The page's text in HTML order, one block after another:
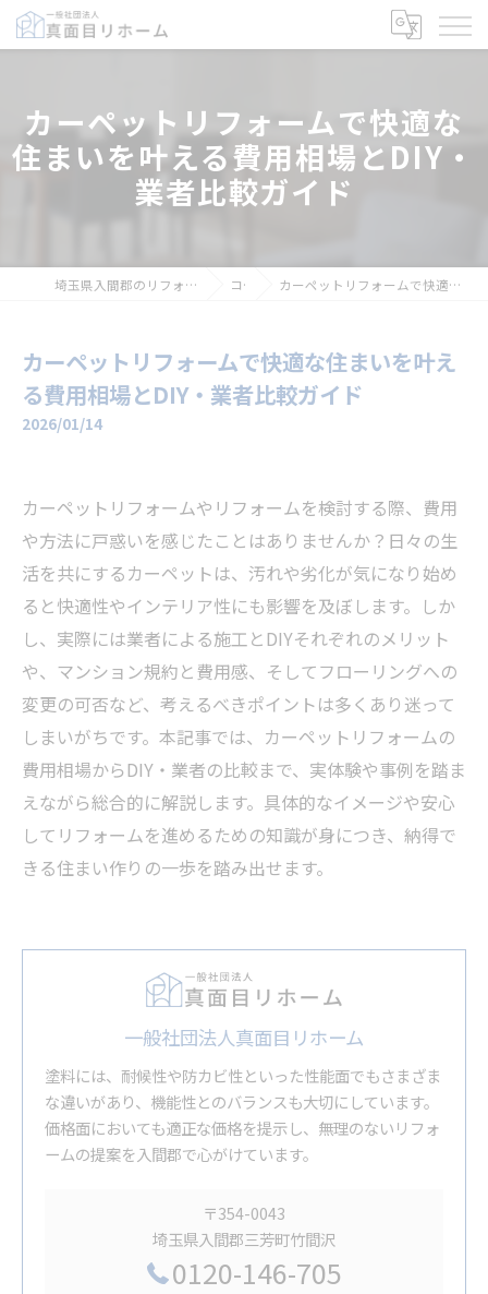
カーペットリフォームで快適な
住まいを叶える費用相場とDIY・
業者比較ガイド
埼玉県入間郡のリフォームなら一般社団法人真面目リホーム コラム カーペットリフォームで快適な住まいを叶える費用相場とDIY・業者比較ガイド
カーペットリフォームで快適な住まいを叶え
る費用相場とDIY・業者比較ガイド
2026/01/14
カーペットリフォームやリフォームを検討する際、費用
や方法に戸惑いを感じたことはありませんか？日々の生
活を共にするカーペットは、汚れや劣化が気になり始め
ると快適性やインテリア性にも影響を及ぼします。しか
し、実際には業者による施工とDIYそれぞれのメリット
や、マンション規約と費用感、そしてフローリングへの
変更の可否など、考えるべきポイントは多くあり迷って
しまいがちです。本記事では、カーペットリフォームの
費用相場からDIY・業者の比較まで、実体験や事例を踏ま
えながら総合的に解説します。具体的なイメージや安心
してリフォームを進めるための知識が身につき、納得で
きる住まい作りの一歩を踏み出せます。
一般社団法人真面目リホーム
塗料には、耐候性や防カビ性といった性能面でもさまざま
な違いがあり、機能性とのバランスも大切にしています。
価格面においても適正な価格を提示し、無理のないリフォ
ームの提案を入間郡で心がけています。
〒354-0043
埼玉県入間郡三芳町竹間沢
0120-146-705